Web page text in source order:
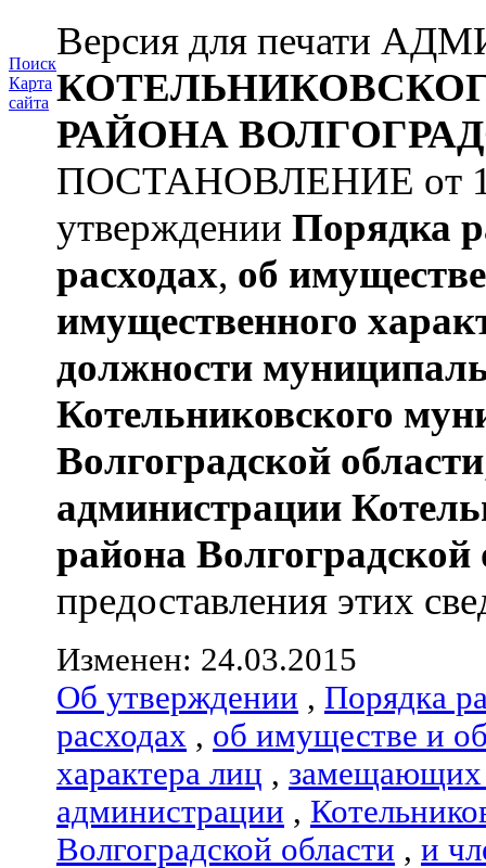
Поиск
Карта
сайта
Версия для печати
РАЙОНА
ПОСТАНОВЛЕНИЕ от
утверждении Порядка
расходах, об
имущественного
должности
Котельниковского
Волгоградской области
администрации
района Волгоградской
предоставления этих
Изменен: 24.03.2015
Об утверждении , Порядка
расходах , об имуществе и
характера лиц , замещающих
администрации ,
Волгоградской области , и